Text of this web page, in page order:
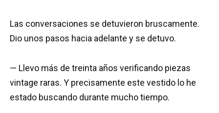
Las conversaciones se detuvieron bruscamente.
Dio unos pasos hacia adelante y se detuvo.
— Llevo más de treinta años verificando piezas
vintage raras. Y precisamente este vestido lo he
estado buscando durante mucho tiempo.